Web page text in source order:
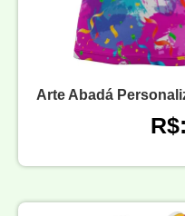
Arte Abadá